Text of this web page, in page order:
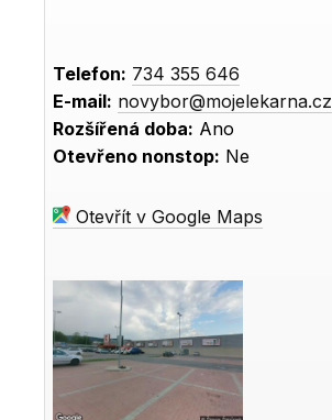
Telefon: 734 355 646
E-mail: novybor@mojelekarna.cz
Rozšířená doba: Ano
Otevřeno nonstop: Ne
Otevřít v Google Maps